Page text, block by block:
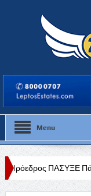
Menu
Πάφου